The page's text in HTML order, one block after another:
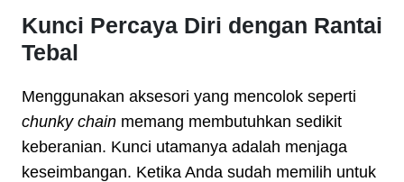
Kunci Percaya Diri dengan Rantai
Tebal
Menggunakan aksesori yang mencolok seperti
chunky chain memang membutuhkan sedikit
keberanian. Kunci utamanya adalah menjaga
keseimbangan. Ketika Anda sudah memilih untuk